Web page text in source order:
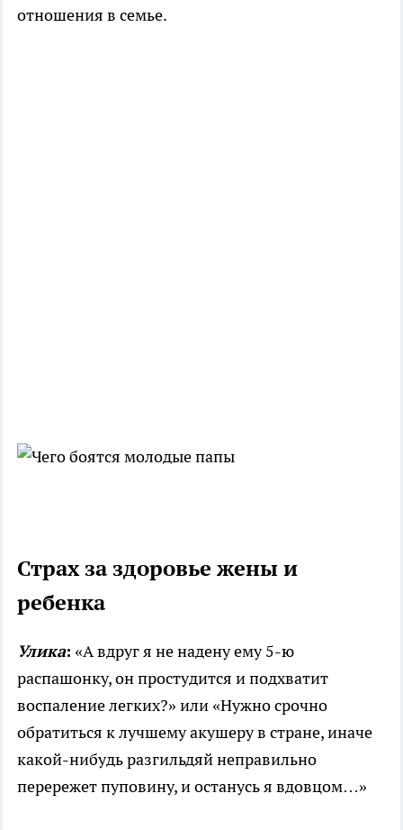
отношения в семье.
Страх за здоровье жены и
ребенка
Улика: «А вдруг я не надену ему 5-ю
распашонку, он простудится и подхватит
воспаление легких?» или «Нужно срочно
обратиться к лучшему акушеру в стране, иначе
какой-нибудь разгильдяй неправильно
перережет пуповину, и останусь я вдовцом…»